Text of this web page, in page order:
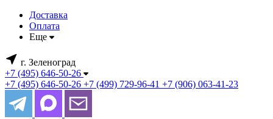
Доставка
Оплата
Еще
г. Зеленоград
+7 (495) 646-50-26
+7 (495) 646-50-26 +7 (499) 729-96-41 +7 (906) 063-41-23